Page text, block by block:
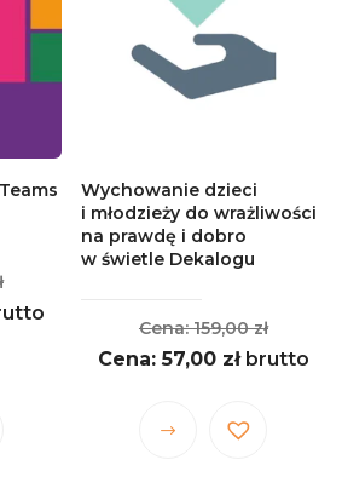
można
wybrać
Pierwotna
cena
Wychowanie dzieci
i młodzieży do wrażliwości
na prawdę i dobro
w świetle Dekalogu
159,00zł
cena
57,00 złAktualna
wynosi:
brutto
Ten